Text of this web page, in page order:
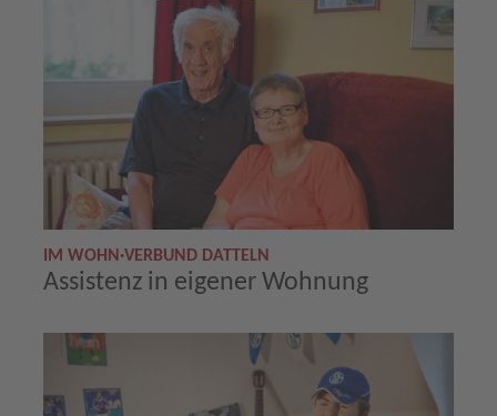
IM WOHN·VERBUND DATTELN
Assistenz in eigener Wohnung